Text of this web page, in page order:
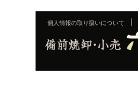
個人情報の取り扱いについて